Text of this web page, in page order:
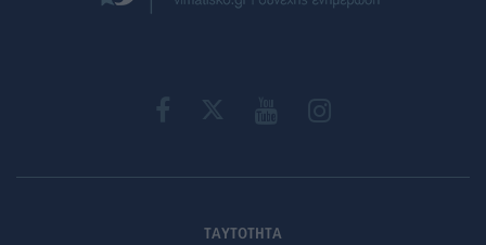
ΤΑΥΤΟΤΗΤΑ